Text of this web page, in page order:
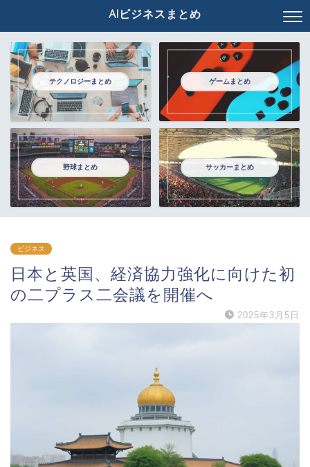
AIビジネスまとめ
テクノロジーまとめ ゲームまとめ
野球まとめ サッカーまとめ
ビジネス
日本と英国、経済協力強化に向けた初
の二プラス二会議を開催へ
2025年3月5日